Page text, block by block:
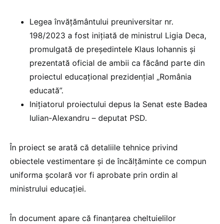
Legea învățământului preuniversitar nr.
198/2023 a fost inițiată de ministrul Ligia Deca,
promulgată de președintele Klaus Iohannis și
prezentată oficial de ambii ca făcând parte din
proiectul educațional prezidențial „România
educată”.
Inițiatorul proiectului depus la Senat este Badea
Iulian-Alexandru – deputat PSD.
În proiect se arată că detaliile tehnice privind
obiectele vestimentare și de încălțăminte ce compun
uniforma școlară vor fi aprobate prin ordin al
ministrului educației.
În document apare că finanțarea cheltuielilor